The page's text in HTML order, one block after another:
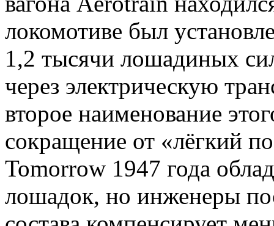
локомотиве был
1,2 тысячи лошадиных
через электрическую
второе наименование
сокращение от «лёгкий
Tomorrow 1947 года
лошадок, но инженеры